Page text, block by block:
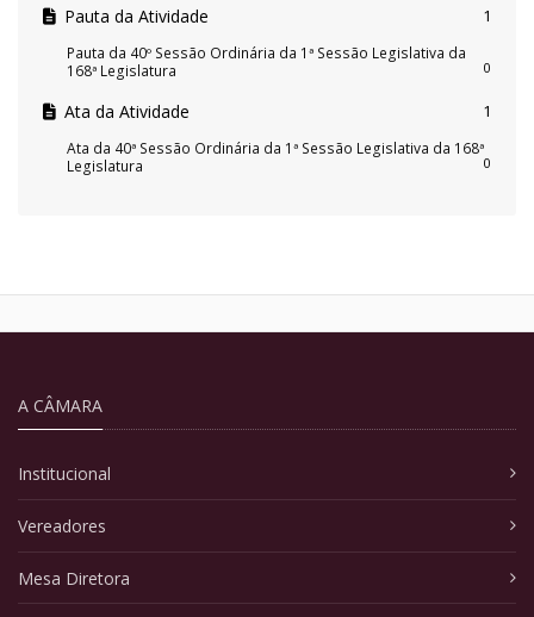
Pauta da Atividade 1
Pauta da 40º Sessão Ordinária da 1ª Sessão Legislativa da
168ª Legislatura
0
Ata da Atividade 1
Ata da 40ª Sessão Ordinária da 1ª Sessão Legislativa da 168ª
Legislatura
0
A CÂMARA
Institucional
Vereadores
Mesa Diretora